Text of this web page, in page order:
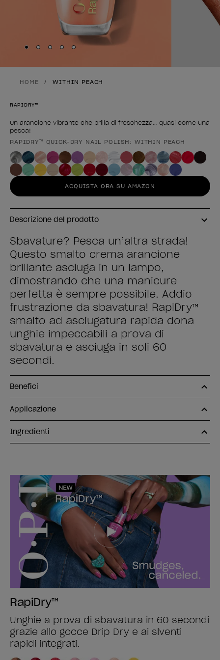
Skip to slide
Skip to slide
Skip to slide
Skip to slide
Skip to slide
HOME WITHIN PEACH
RAPIDRY™
Un arancione vibrante che brilla di freschezza… quasi come una
pesca!
Forma del prodotto
RAPIDRY™ QUICK-DRY NAIL POLISH: WITHIN PEACH
ACQUISTA ORA SU AMAZON
Descrizione del prodotto
Sbavature? Pesca un’altra strada!
Questo smalto crema arancione
brillante asciuga in un lampo,
dimostrando che una manicure
perfetta è sempre possibile. Addio
frustrazione da sbavatura! RapiDry™
smalto ad asciugatura rapida dona
unghie impeccabili a prova di
sbavatura e asciuga in soli 60
secondi.
Benefici
Applicazione
Ingredienti
RapiDry™
Unghie a prova di sbavatura in 60 secondi
grazie allo gocce Drip Dry e ai slventi
rapidi integrati.